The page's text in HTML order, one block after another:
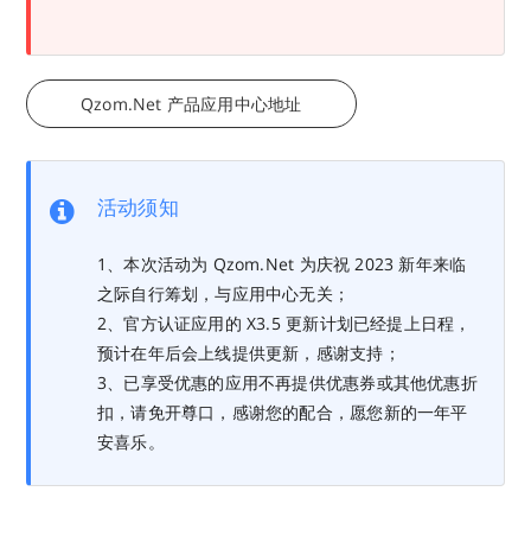
Qzom.Net 产品应用中心地址
活动须知
1、本次活动为 Qzom.Net 为庆祝 2023 新年来临
之际自行筹划，与应用中心无关；
2、官方认证应用的 X3.5 更新计划已经提上日程，
预计在年后会上线提供更新，感谢支持；
3、已享受优惠的应用不再提供优惠券或其他优惠折
扣，请免开尊口，感谢您的配合，愿您新的一年平
安喜乐。